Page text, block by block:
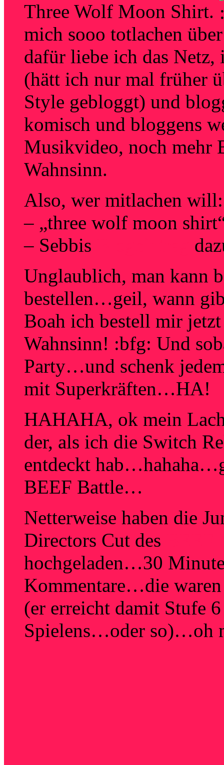
Three Wolf Moon Shirt.
mich sooo totlachen
dafür liebe ich das
(hätt ich nur mal früher
Style gebloggt) und
komisch und bloggens
Musikvideo, noch mehr
Wahnsinn.
Also, wer mitlachen will:
– „three wolf moon
– Sebbis
Unglaublich, man kann
bestellen…geil, wann
Boah ich bestell mir
Wahnsinn! :bfg: Und
Party…und schenk
mit Superkräften…HA!
HAHAHA, ok mein
der, als ich die Switch
entdeckt
BEEF Battle…
Netterweise haben die
Directors Cut des
hochgeladen…30
Kommentare…die
(er erreicht damit Stufe
Spielens…oder so)…oh